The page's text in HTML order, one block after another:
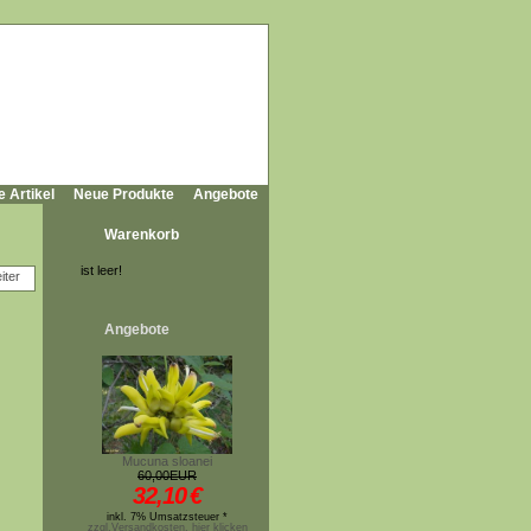
Artikel Neue Produkte Angebote
Warenkorb
ist leer!
Angebote
Mucuna sloanei
60,00EUR
32,10€
inkl. 7% Umsatzsteuer *
zzgl.Versandkosten, hier klicken